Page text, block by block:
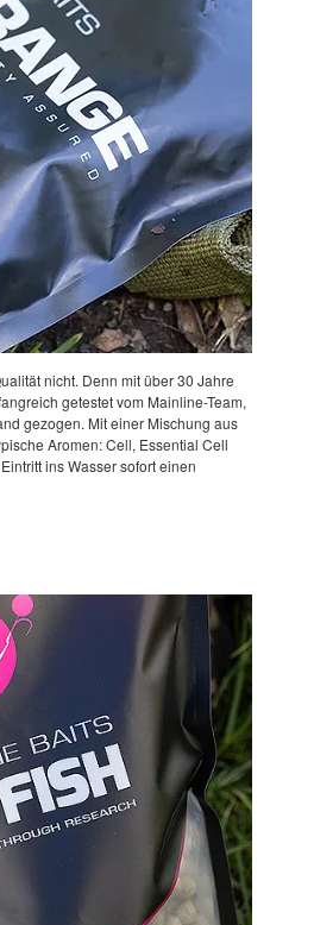
nicht. Denn mit über 30 Jahre
getestet vom Mainline-Team,
gezogen. Mit einer Mischung aus
Aromen: Cell, Essential Cell
ins Wasser sofort einen